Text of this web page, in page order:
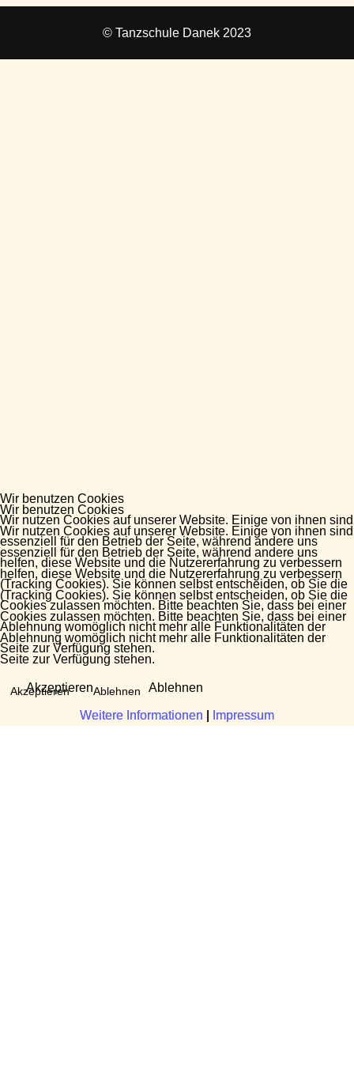
Wir benutzen Cookies
Wir nutzen Cookies auf unserer Website. Einige von ihnen sind
essenziell für den Betrieb der Seite, während andere uns
helfen, diese Website und die Nutzererfahrung zu verbessern
(Tracking Cookies). Sie können selbst entscheiden, ob Sie die
Cookies zulassen möchten. Bitte beachten Sie, dass bei einer
Ablehnung womöglich nicht mehr alle Funktionalitäten der
Seite zur Verfügung stehen.
Akzeptieren Ablehnen
Weitere Informationen Impressum
© Tanzschule Danek 2023
Wir benutzen Cookies
Wir nutzen Cookies auf unserer Website. Einige von ihnen sind
essenziell für den Betrieb der Seite, während andere uns
helfen, diese Website und die Nutzererfahrung zu verbessern
(Tracking Cookies). Sie können selbst entscheiden, ob Sie die
Cookies zulassen möchten. Bitte beachten Sie, dass bei einer
Ablehnung womöglich nicht mehr alle Funktionalitäten der
Seite zur Verfügung stehen.
Akzeptieren Ablehnen
Weitere Informationen Impressum